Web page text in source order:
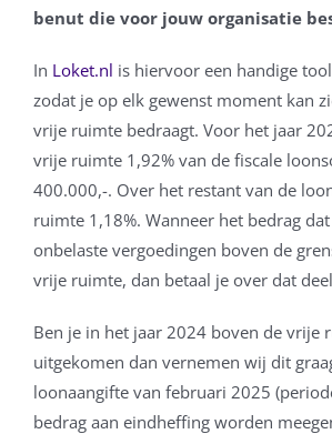
benut die voor jouw organisatie
In Loket.nl is hiervoor een handige
zodat je op elk gewenst moment kan
vrije ruimte bedraagt. Voor het jaar
vrije ruimte 1,92% van de fiscale
400.000,-. Over het restant van de
ruimte 1,18%. Wanneer het bedrag
onbelaste vergoedingen boven de
vrije ruimte, dan betaal je over dat
Ben je in het jaar 2024 boven de vrije
uitgekomen dan vernemen wij dit
loonaangifte van februari 2025
bedrag aan eindheffing worden